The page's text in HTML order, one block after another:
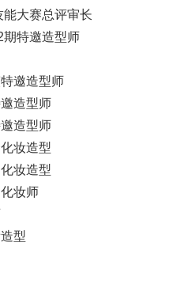
大赛总评审长
期特邀造型师
邀造型师
造型师
造型师
妆造型
妆造型
妆师
型